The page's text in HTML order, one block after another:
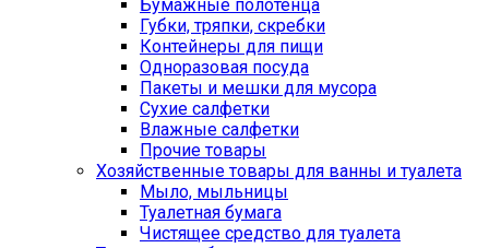
Бумажные полотенца
Губки, тряпки, скребки
Контейнеры для пищи
Одноразовая посуда
Пакеты и мешки для мусора
Сухие салфетки
Влажные салфетки
Прочие товары
Хозяйственные товары для ванны и туалета
Мыло, мыльницы
Туалетная бумага
Чистящее средство для туалета